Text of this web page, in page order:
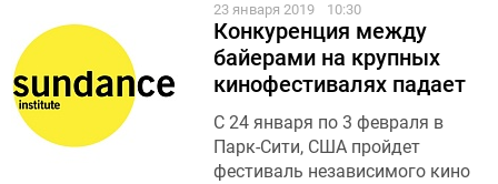
23 января 2019 10:30
Конкуренция между
байерами на крупных
кинофестивалях падает
С 24 января по 3 февраля в
Парк-Сити, США пройдет
фестиваль независимого кино